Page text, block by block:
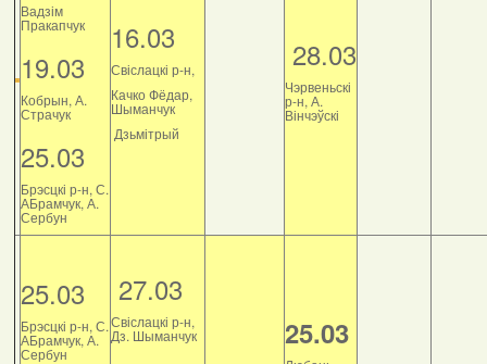
Вадзім
Пракапчук
19.03
Кобрын, А.
Страчук
25.03
Брэсцкі р-н, С.
АБрамчук, А.
Сербун
16.03
Свіслацкі р-н,
Качко Фёдар,
Шыманчук
Дзьмітрый
28.03
Чэрвеньскі
р-н, А.
Вінчэўскі
25.03
Брэсцкі р-н, С.
АБрамчук, А.
Сербун
27.03
Свіслацкі р-н,
Дз. Шыманчук 25.03